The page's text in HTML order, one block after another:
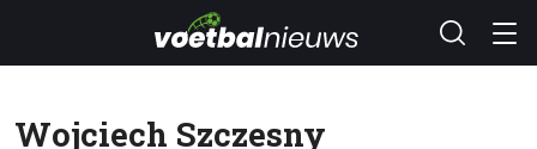
Wojciech Szczesny